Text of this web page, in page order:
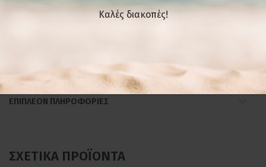
Φυσικό η Προπάνιο –
Βουτάνιο
ΕΠΙΠΛΈΟΝ ΠΛΗΡΟΦΟΡΊΕΣ
ΣΧΕΤΙΚΆ ΠΡΟΪΌΝΤΑ
Kαλές διακοπές!